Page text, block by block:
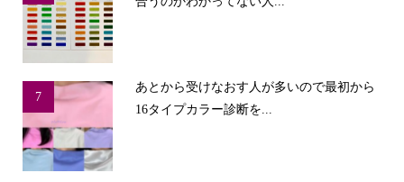
7
あとから受けなおす人が多いので最初から
16タイプカラー診断を...